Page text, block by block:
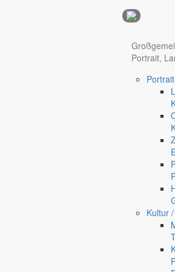
Hotel Nürnberg
Regional werben auf markersdorf.de!
Portrait,
Portrait
Kultur
Deutsch-
Jauernick-